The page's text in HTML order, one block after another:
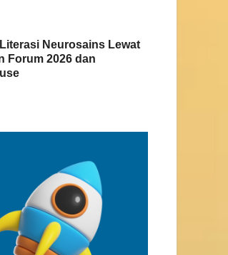
Neurosains Lewat
Forum 2026 dan